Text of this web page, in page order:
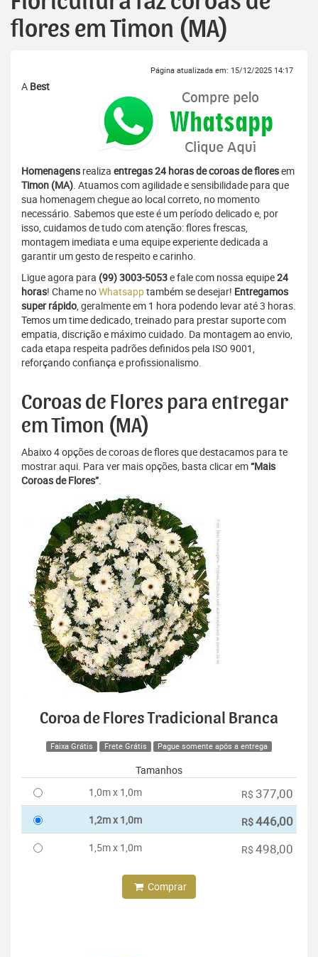
flores em Timon (MA)
Página atualizada em: 15/12/2025 14:17
A Best
Homenagens realiza entregas 24 horas de coroas de floresem
Timon (MA). Atuamos com agilidade e sensibilidade para que
sua homenagem chegue ao local correto, no momento
necessário. Sabemos que este é um período delicado e, por
isso, cuidamos de tudo com atenção: flores frescas,
montagem imediata e uma equipe experiente dedicada a
garantir um gesto de respeito e carinho.
Ligue agora para (99) 3003-5053e fale com nossa equipe24
horas! Chame noWhatsapptambém se desejar! Entregamos
super rápido, geralmente em 1 hora podendo levar até 3 horas.
Temos um time dedicado, treinado para prestar suporte com
empatia, discrição e máximo cuidado. Da montagem ao envio,
cada etapa respeita padrões definidos pela ISO 9001,
reforçando confiança e profissionalismo.
Coroas de Flores para entregar
em Timon (MA)
Abaixo 4 opções de coroas de flores que destacamos para te
mostrar aqui. Para ver mais opções, basta clicar em“Mais
Coroas de Flores”.
Coroa de Flores Tradicional Branca
Faixa Grátis Frete Grátis Pague somente após a entrega
Tamanhos
1,0m x 1,0m
R$ 377,00
1,2m x 1,0m R$446,00
1,5m x 1,0m R$ 498,00
Comprar